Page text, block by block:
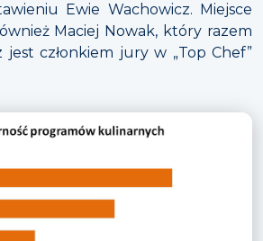
Ewie Wachowicz. Miejsce
Maciej Nowak, który razem
jest członkiem jury w „Top Chef”